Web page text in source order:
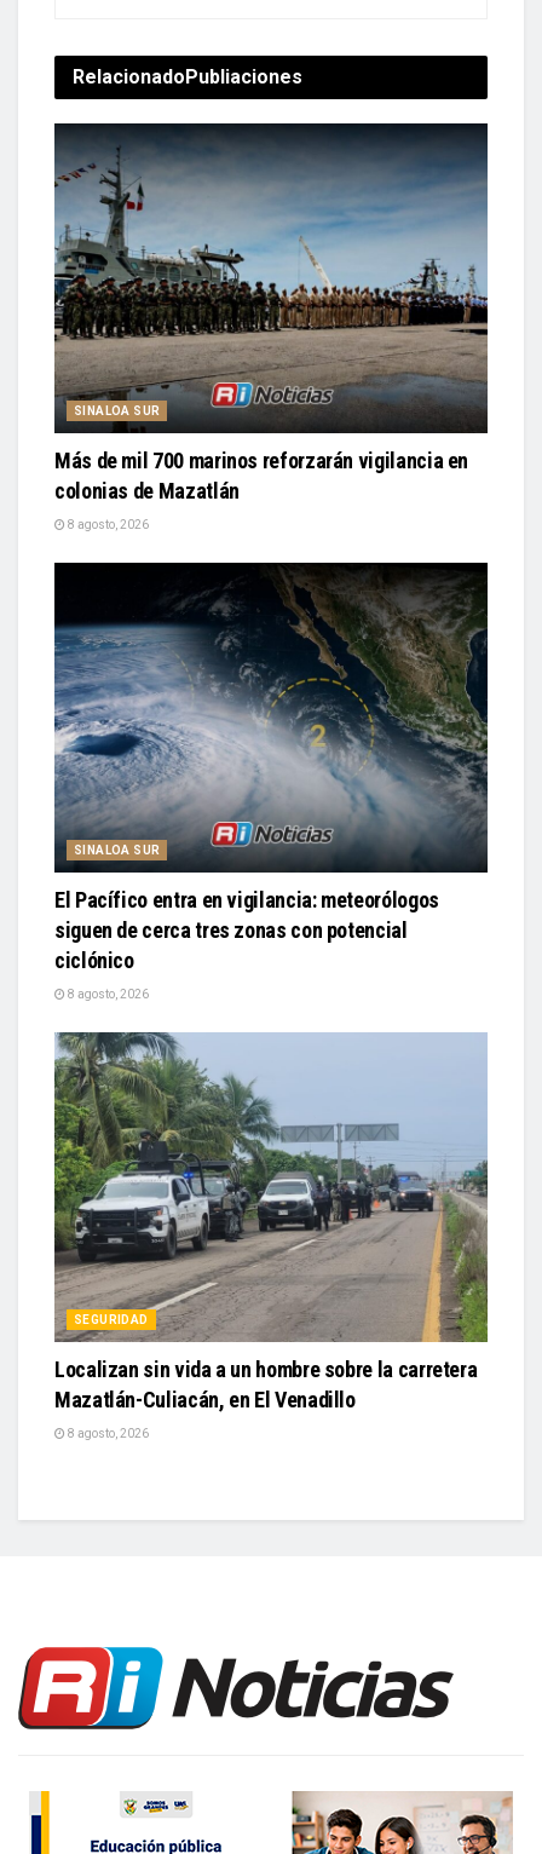
RelacionadoPubliaciones
SINALOA SUR
Más de mil 700 marinos reforzarán vigilancia en
colonias de Mazatlán
8 agosto, 2026
SINALOA SUR
El Pacífico entra en vigilancia: meteorólogos
siguen de cerca tres zonas con potencial
ciclónico
8 agosto, 2026
SEGURIDAD
Localizan sin vida a un hombre sobre la carretera
Mazatlán-Culiacán, en El Venadillo
8 agosto, 2026